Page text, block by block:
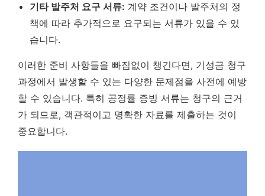
기타 발주처 요구 서류: 계약 조건이나 발주처의 정
책에 따라 추가적으로 요구되는 서류가 있을 수 있
습니다.
이러한 준비 사항들을 빠짐없이 챙긴다면, 기성금 청구
과정에서 발생할 수 있는 다양한 문제점을 사전에 예방
할 수 있습니다. 특히 공정률 증빙 서류는 청구의 근거
가 되므로, 객관적이고 명확한 자료를 제출하는 것이
중요합니다.